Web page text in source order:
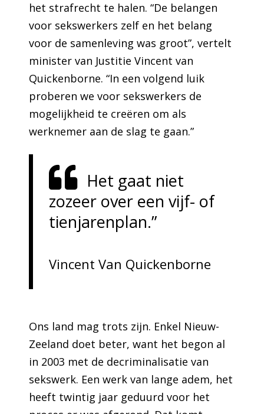
het strafrecht te halen. “De belangen
voor sekswerkers zelf en het belang
voor de samenleving was groot”, vertelt
minister van Justitie Vincent van
Quickenborne. “In een volgend luik
proberen we voor sekswerkers de
mogelijkheid te creëren om als
werknemer aan de slag te gaan.”
Het gaat niet
zozeer over een vijf- of
tienjarenplan.”
Vincent Van Quickenborne
Ons land mag trots zijn. Enkel Nieuw-
Zeeland doet beter, want het begon al
in 2003 met de decriminalisatie van
sekswerk. Een werk van lange adem, het
heeft twintig jaar geduurd voor het